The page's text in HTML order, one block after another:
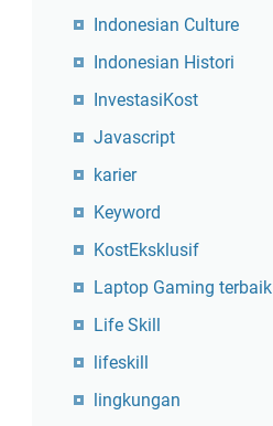
Indonesian Culture
Indonesian Histori
InvestasiKost
Javascript
karier
Keyword
KostEksklusif
Laptop Gaming terbaik
Life Skill
lifeskill
lingkungan